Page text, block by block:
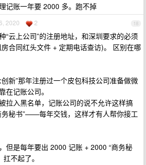
记账一年要 2000 多。跑不掉
18
2020 2
“云上公司”的注册地址，和深圳要求的必须
合同红头文件 + 定期电话查访)。 区别在哪
新”那年注册过一个皮包科技公司准备做微
在记账公司。
拉入黑名单，记账公司的说不允许这样搞
务秘书”——每年交钱，这样才有人帮你接工
但是每年要出 2000 记账 + 2000 “商务秘
不起了。